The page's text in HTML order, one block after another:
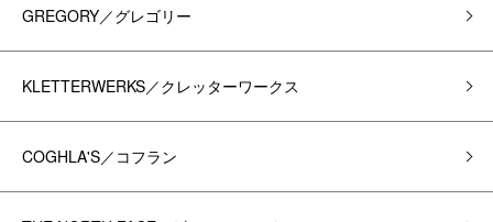
GREGORY／グレゴリー
KLETTERWERKS／クレッターワークス
COGHLA'S／コフラン